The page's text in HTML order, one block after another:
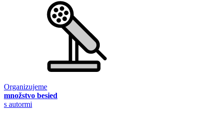
Organizujeme
množstvo besied
s autormi